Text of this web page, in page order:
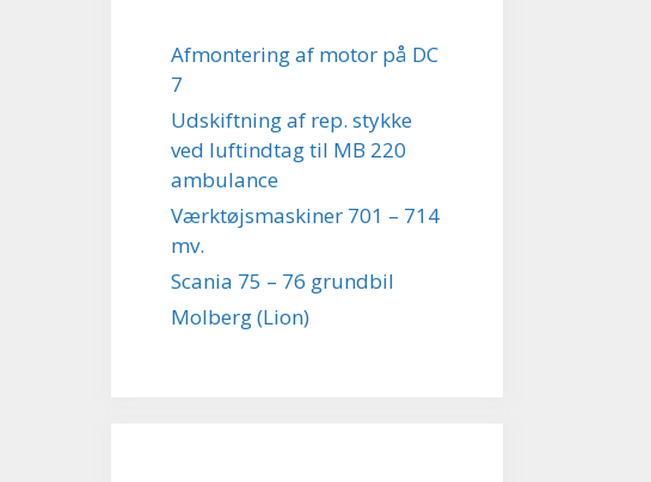
Afmontering af motor på DC
7
Udskiftning af rep. stykke
ved luftindtag til MB 220
ambulance
Værktøjsmaskiner 701 – 714
mv.
Scania 75 – 76 grundbil
Molberg (Lion)